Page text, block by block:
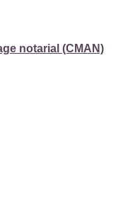
notarial (CMAN)